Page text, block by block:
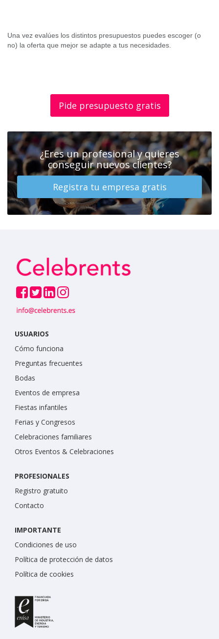
Una vez evalúes los distintos presupuestos puedes escoger (o
no) la oferta que mejor se adapte a tus necesidades.
Pide presupuesto gratis
¿Eres un profesional y quieres
conseguir nuevos clientes?
Registra tu empresa gratis
USUARIOS
Cómo funciona
Preguntas frecuentes
Bodas
Eventos de empresa
Fiestas infantiles
Ferias y Congresos
Celebraciones familiares
Otros Eventos & Celebraciones
PROFESIONALES
Registro gratuito
Contacto
IMPORTANTE
Condiciones de uso
Política de protección de datos
Política de cookies